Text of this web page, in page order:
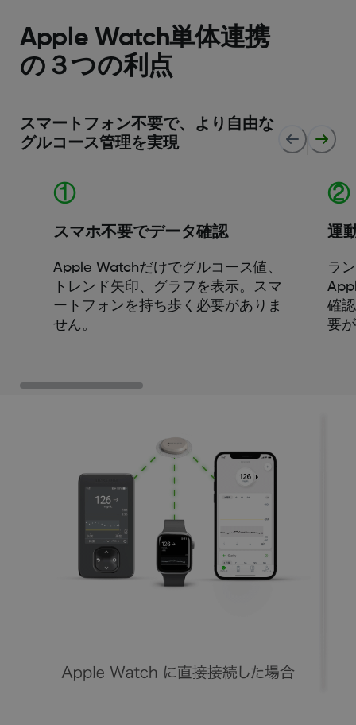
Apple Watch単体連携
の３つの利点
スマートフォン不要で、より自由な
グルコース管理を実現
①
スマホ不要でデータ確認
Apple Watchだけでグルコース値、
トレンド矢印、グラフを表示。スマ
ートフォンを持ち歩く必要がありま
せん。
②
運
ラ
確
要